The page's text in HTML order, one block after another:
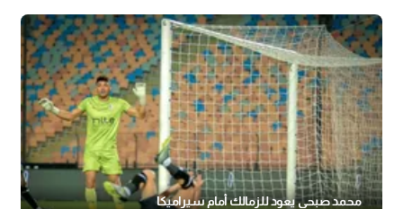
محمد صبحي يعود للزمالك أمام سيراميكا